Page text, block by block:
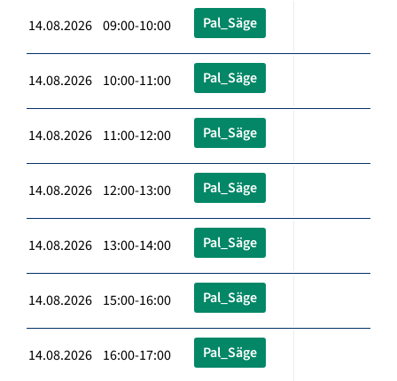
14.08.2026 09:00-10:00 Pal_Säge
14.08.2026 10:00-11:00 Pal_Säge
14.08.2026 11:00-12:00 Pal_Säge
14.08.2026 12:00-13:00 Pal_Säge
14.08.2026 13:00-14:00 Pal_Säge
14.08.2026 15:00-16:00 Pal_Säge
14.08.2026 16:00-17:00 Pal_Säge